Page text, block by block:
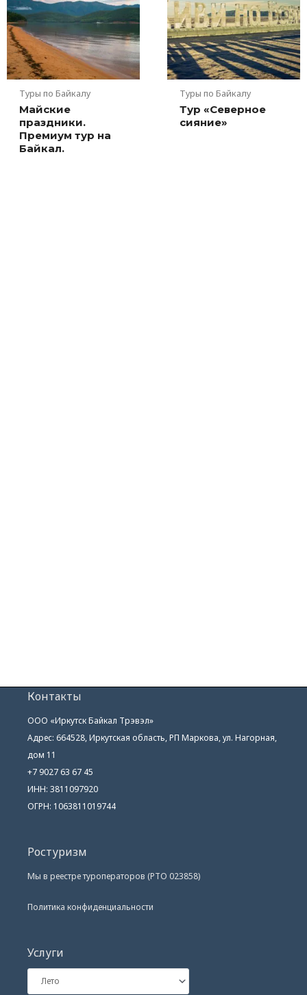
Туры по Байкалу
Майские
праздники.
Премиум тур на
Байкал.
Туры по Байкалу
Тур «Северное
сияние»
Контакты
ООО «Иркутск Байкал Трэвэл»
Адрес: 664528, Иркутская область, РП Маркова, ул. Нагорная,
дом 11
+7 9027 63 67 45
ИНН: 3811097920
ОГРН: 1063811019744
Ростуризм
Мы в реестре туроператоров (РТО 023858)
Политика конфиденциальности
Услуги